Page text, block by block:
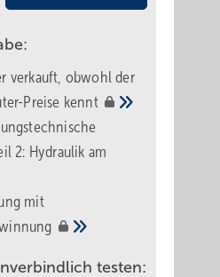
verkauft, obwohl der
Preise kennt
2: Hydraulik am
mit
testen: